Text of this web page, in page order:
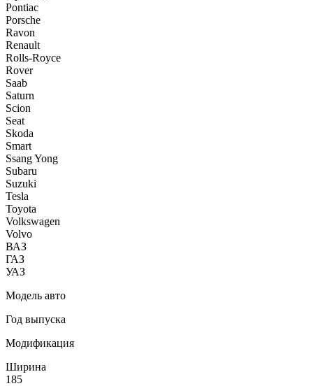
Pontiac
Porsche
Ravon
Renault
Rolls-Royce
Rover
Saab
Saturn
Scion
Seat
Skoda
Smart
Ssang Yong
Subaru
Suzuki
Tesla
Toyota
Volkswagen
Volvo
ВАЗ
ГАЗ
УАЗ
Модель авто
Год выпуска
Модификация
Ширина
185